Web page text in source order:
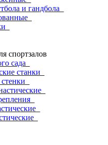
и гандбола
спортзалов
сада
станки